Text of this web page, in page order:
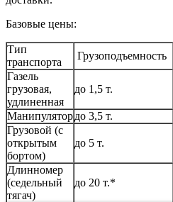
Базовые цены:
Тип
транспорта
Грузоподъемность
Газель
грузовая,
удлиненная
до 1,5 т.
Манипулятордо 3,5 т.
Грузовой (с
открытым
бортом)
до 5 т.
Длинномер
(седельный
тягач)
до 20 т.*